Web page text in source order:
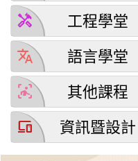
handyman 工程學堂
translate 語言學堂
detection_and_zone 其他課程
devices 資訊暨設計